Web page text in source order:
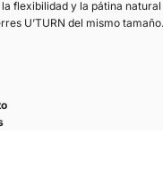
flexibilidad y la pátina natural
U’TURN del mismo